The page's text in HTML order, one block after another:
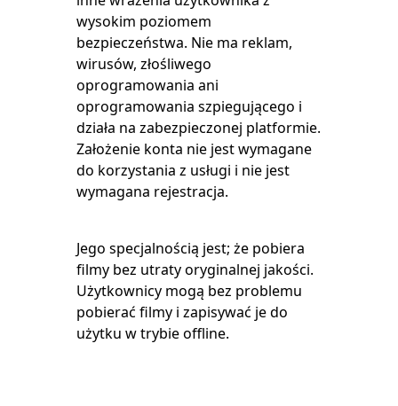
wysokim poziomem
bezpieczeństwa. Nie ma reklam,
wirusów, złośliwego
oprogramowania ani
oprogramowania szpiegującego i
działa na zabezpieczonej platformie.
Założenie konta nie jest wymagane
do korzystania z usługi i nie jest
wymagana rejestracja.
Jego specjalnością jest; że pobiera
filmy bez utraty oryginalnej jakości.
Użytkownicy mogą bez problemu
pobierać filmy i zapisywać je do
użytku w trybie offline.